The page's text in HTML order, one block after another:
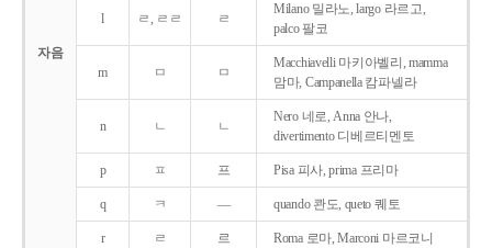
자음
l ㄹ, ㄹㄹ ㄹ
Milano 밀라노, largo 라르고,
palco 팔코
m ㅁ ㅁ
Macchiavelli 마키아벨리, mamma
맘마, Campanella 캄파넬라
n ㄴ ㄴ
Nero 네로, Anna 안나,
divertimento 디베르티멘토
p ㅍ 프 Pisa 피사, prima 프리마
q ㅋ ― quando 콴도, queto 퀘토
r ㄹ 르 Roma 로마, Marconi 마르코니